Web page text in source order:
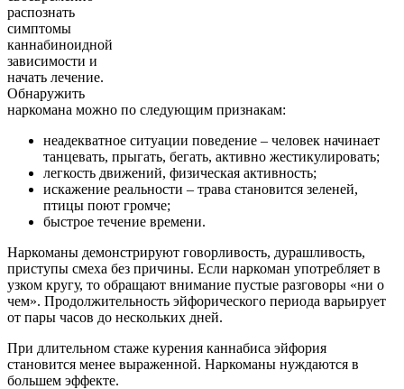
распознать
симптомы
каннабиноидной
зависимости и
начать лечение.
Обнаружить
наркомана можно по следующим признакам:
неадекватное ситуации поведение – человек начинает
танцевать, прыгать, бегать, активно жестикулировать;
легкость движений, физическая активность;
искажение реальности – трава становится зеленей,
птицы поют громче;
быстрое течение времени.
Наркоманы демонстрируют говорливость, дурашливость,
приступы смеха без причины. Если наркоман употребляет в
узком кругу, то обращают внимание пустые разговоры «ни о
чем». Продолжительность эйфорического периода варьирует
от пары часов до нескольких дней.
При длительном стаже курения каннабиса эйфория
становится менее выраженной. Наркоманы нуждаются в
большем эффекте.